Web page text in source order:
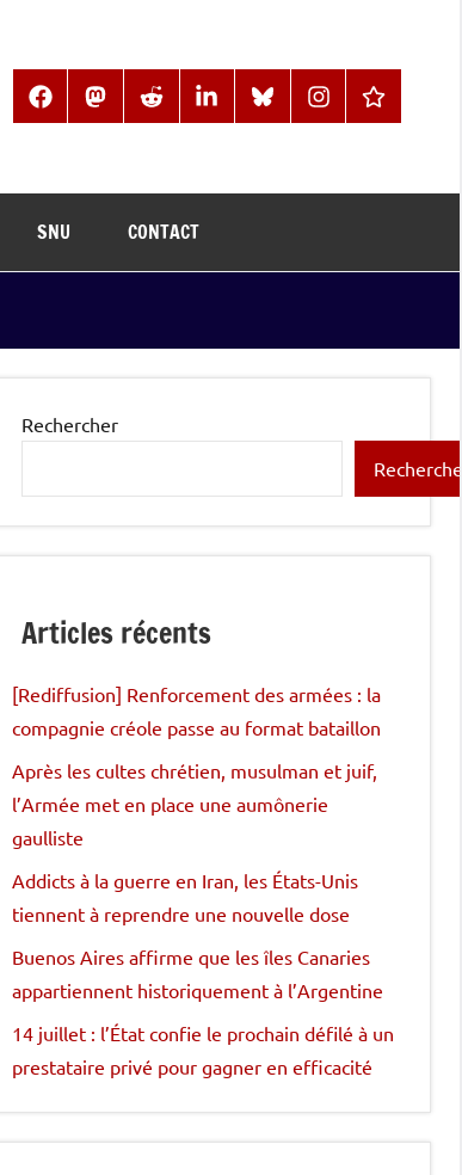
FacebookMastodonReddit LinkedInBlueSkyInstagramThreads
SNU CONTACT
Rechercher
Articles récents
[Rediffusion] Renforcement des armées : la
compagnie créole passe au format bataillon
Après les cultes chrétien, musulman et juif,
l’Armée met en place une aumônerie
gaulliste
Addicts à la guerre en Iran, les États-Unis
tiennent à reprendre une nouvelle dose
Buenos Aires affirme que les îles Canaries
appartiennent historiquement à l’Argentine
14 juillet : l’État confie le prochain défilé à un
prestataire privé pour gagner en efficacité